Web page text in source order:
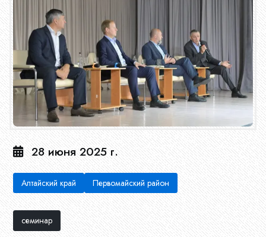
28 июня 2025 г.
Алтайский край Первомайский район
семинар